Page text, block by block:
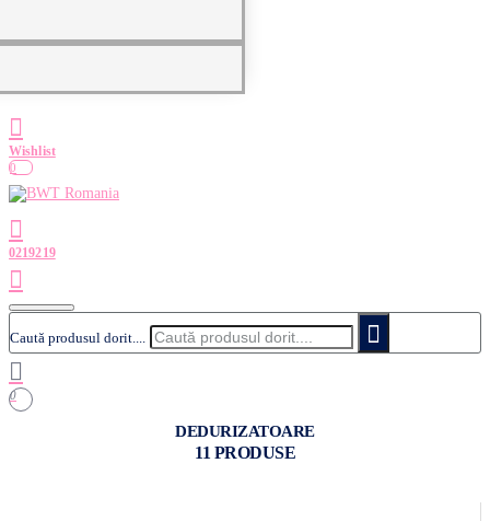
0
Caută produsul dorit....
0
DEDURIZATOARE
11 PRODUSE